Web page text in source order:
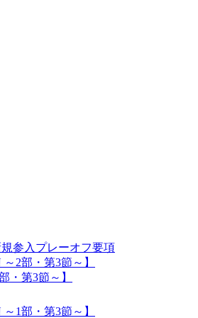
参入プレーオフ要項
2部・第3節～】
・第3節～】
1部・第3節～】